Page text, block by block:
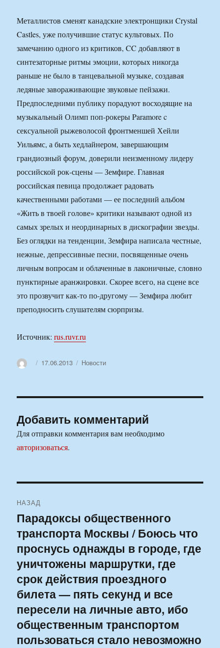
Металлистов сменят канадские электронщики Crystal
Castles, уже получившие статус культовых. По
замечанию одного из критиков, CC добавляют в
синтезаторные ритмы эмоции, которых никогда
раньше не было в танцевальной музыке, создавая
ледяные завораживающие звуковые пейзажи.
Предпоследними публику порадуют восходящие на
музыкальный Олимп поп-рокеры Paramore c
сексуальной рыжеволосой фронтменшей Хейли
Уильямс, а быть хедлайнером, завершающим
грандиозный форум, доверили неизменному лидеру
российской рок-сцены — Земфире. Главная
российская певица продолжает радовать
качественными работами — ее последний альбом
«Жить в твоей голове» критики называют одной из
самых зрелых и неординарных в дискографии звезды.
Без оглядки на тенденции, Земфира написала честные,
нежные, депрессивные песни, посвященные очень
личным вопросам и облаченные в лаконичные, словно
пунктирные аранжировки. Скорее всего, на сцене все
это прозвучит как-то по-другому — Земфира любит
преподносить слушателям сюрпризы.
Источник:rus.ruvr.ru
АвторОпубликовано
17.06.2013 Рубрики
Новости
Добавить комментарий
Для отправки комментария вам необходимо
авторизоваться.
по
записям
НАЗАД
Предыдущая
запись:
Парадоксы общественного
транспорта Москвы / Боюсь что
проснусь однажды в городе, где
уничтожены маршрутки, где
срок действия проездного
билета — пять секунд и все
пересели на личные авто, ибо
общественным транспортом
пользоваться стало невозможно